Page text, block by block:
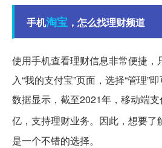
手机淘宝 ，怎么找理财频道
使用手机查看理财信息非常便捷，
入“我的支付宝”页面，选择“管理”
数据显示，截至2021年，移动端
亿，支持理财业务。因此，想要了
是一个不错的选择。